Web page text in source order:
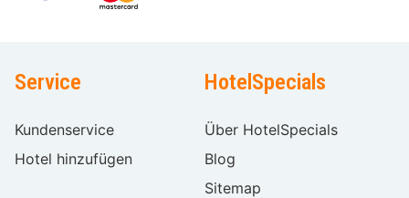
Service
Kundenservice
Hotel hinzufügen
HotelSpecials
Über HotelSpecials
Blog
Sitemap